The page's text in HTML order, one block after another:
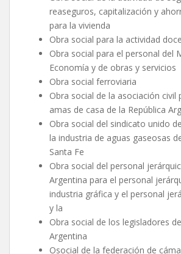
reaseguros, capitalización y
para la vivienda
Obra social para la actividad
Obra social para el personal del
Economía y de obras y servicios
Obra social ferroviaria
Obra social de la asociación civil
amas de casa de la República
Obra social del sindicato unido
la industria de aguas gaseosas
Santa Fe
Obra social del personal
Argentina para el personal
industria gráfica y el personal
y la
Obra social de los legisladores
Argentina
Osocial de la federación de